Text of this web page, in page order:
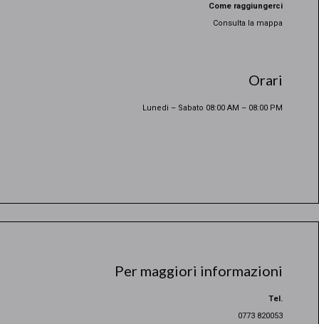
Come raggiungerci
Consulta la mappa
Orari
Lunedi – Sabato 08:00 AM – 08:00 PM
Per maggiori informazioni
Tel.
0773 820053